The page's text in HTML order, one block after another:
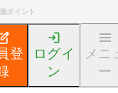
ポイント
登
ログイ
ン
メニ
ー
ア就活ノウハウ記事